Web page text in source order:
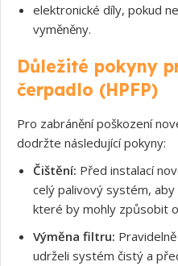
elektronické díly, pokud
vyměněny.
Důležité pokyny
čerpadlo (HPFP)
Pro zabránění poškození
dodržte následující pokyny:
Čištění: Před instalací
celý palivový systém,
které by mohly způsobit
Výměna filtru:
udrželi systém čistý a